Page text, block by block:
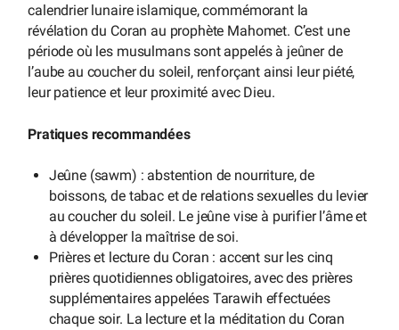
calendrier lunaire islamique, commémorant la
révélation du Coran au prophète Mahomet. C’est une
période où les musulmans sont appelés à jeûner de
l’aube au coucher du soleil, renforçant ainsi leur piété,
leur patience et leur proximité avec Dieu.
Pratiques recommandées
Jeûne (sawm) : abstention de nourriture, de
boissons, de tabac et de relations sexuelles du levier
au coucher du soleil. Le jeûne vise à purifier l’âme et
à développer la maîtrise de soi.
Prières et lecture du Coran : accent sur les cinq
prières quotidiennes obligatoires, avec des prières
supplémentaires appelées Tarawih effectuées
chaque soir. La lecture et la méditation du Coran